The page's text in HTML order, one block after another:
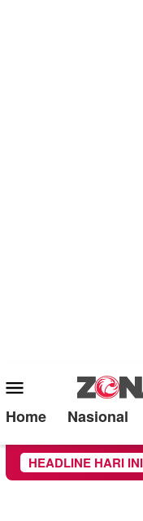
Mobile
Menu
Home Nasional
HEADLINE HARI INI
Filosofi Catur